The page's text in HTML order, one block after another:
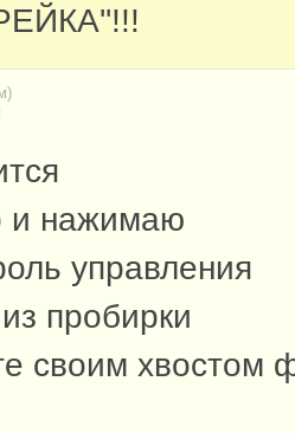
и нажимаю
управления
пробирки
своим хвостом